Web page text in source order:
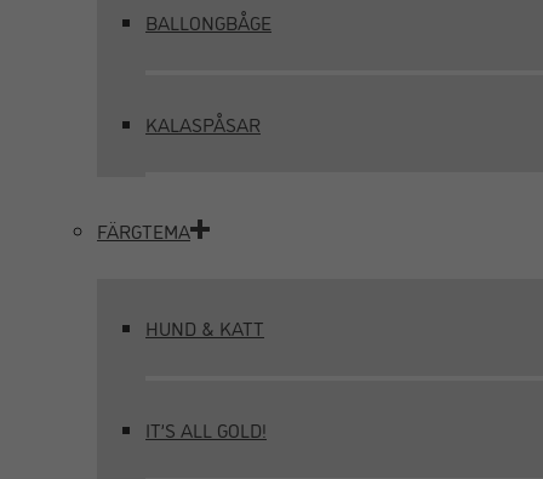
BALLONGBÅGE
KALASPÅSAR
FÄRGTEMA
HUND & KATT
IT’S ALL GOLD!